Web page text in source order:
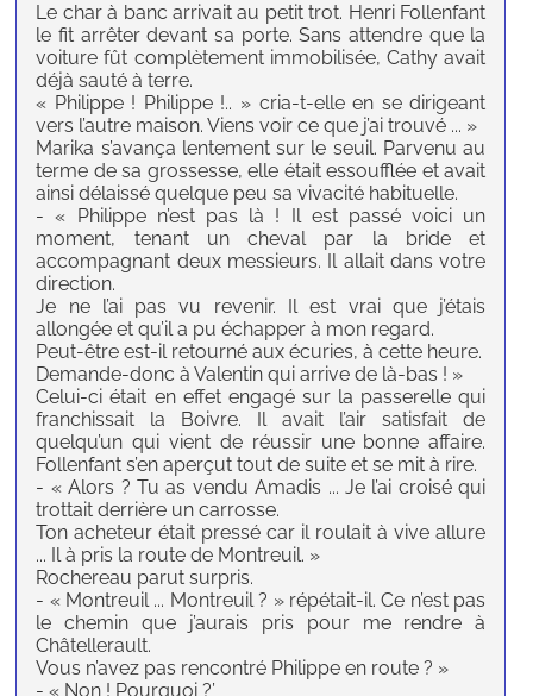
Le char à banc arrivait au petit trot. Henri Follenfant
le fit arrêter devant sa porte. Sans attendre que la
voiture fût complètement immobilisée, Cathy avait
déjà sauté à terre.
« Philippe ! Philippe !.. » cria-t-elle en se dirigeant
vers l’autre maison. Viens voir ce que j’ai trouvé ... »
Marika s’avança lentement sur le seuil. Parvenu au
terme de sa grossesse, elle était essoufflée et avait
ainsi délaissé quelque peu sa vivacité habituelle.
- « Philippe n’est pas là ! Il est passé voici un
moment, tenant un cheval par la bride et
accompagnant deux messieurs. Il allait dans votre
direction.
Je ne l’ai pas vu revenir. Il est vrai que j’étais
allongée et qu’il a pu échapper à mon regard.
Peut-être est-il retourné aux écuries, à cette heure.
Demande-donc à Valentin qui arrive de là-bas ! »
Celui-ci était en effet engagé sur la passerelle qui
franchissait la Boivre. Il avait l’air satisfait de
quelqu’un qui vient de réussir une bonne affaire.
Follenfant s’en aperçut tout de suite et se mit à rire.
- « Alors ? Tu as vendu Amadis ... Je l’ai croisé qui
trottait derrière un carrosse.
Ton acheteur était pressé car il roulait à vive allure
... Il à pris la route de Montreuil. »
Rochereau parut surpris.
- « Montreuil ... Montreuil ? » répétait-il. Ce n’est pas
le chemin que j’aurais pris pour me rendre à
Châtellerault.
Vous n’avez pas rencontré Philippe en route ? »
- « Non ! Pourquoi ?’